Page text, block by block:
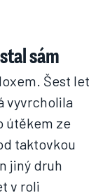
sám
Šest let
vyvrcholila
útěkem ze
taktovkou
jiný druh
v roli